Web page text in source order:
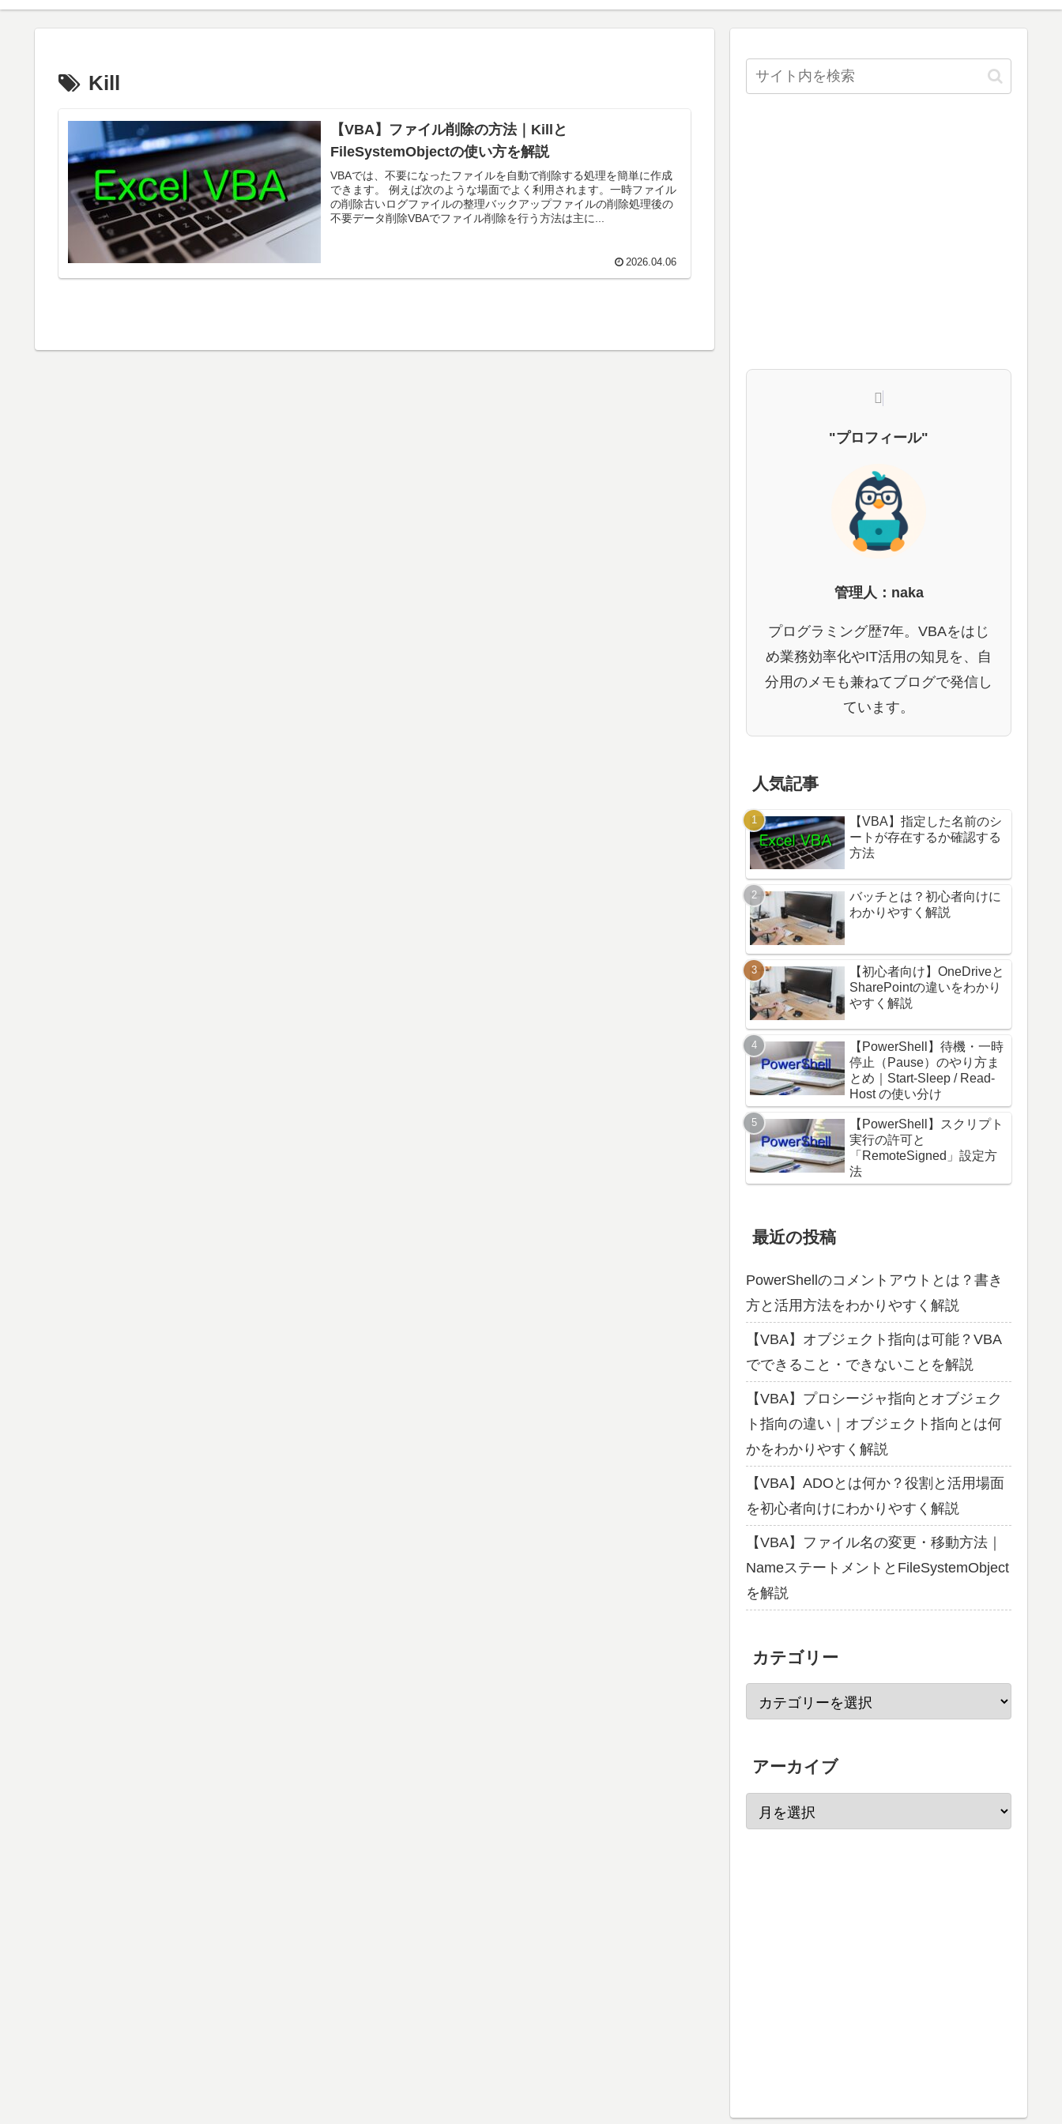
Kill
【VBA】ファイル削除の方法｜Killと
FileSystemObjectの使い方を解説
VBAでは、不要になったファイルを自動で削除する処理を簡単に作成
できます。 例えば次のような場面でよく利用されます。一時ファイル
の削除古いログファイルの整理バックアップファイルの削除処理後の
不要データ削除VBAでファイル削除を行う方法は主に...
2026.04.06
"プロフィール"
管理人：naka
プログラミング歴7年。VBAをはじ
め業務効率化やIT活用の知見を、自
分用のメモも兼ねてブログで発信し
ています。
人気記事
【VBA】指定した名前のシ
ートが存在するか確認する
方法
バッチとは？初心者向けに
わかりやすく解説
【初心者向け】OneDriveと
SharePointの違いをわかり
やすく解説
【PowerShell】待機・一時
停止（Pause）のやり方ま
とめ｜Start-Sleep / Read-
Host の使い分け
【PowerShell】スクリプト
実行の許可と
「RemoteSigned」設定方
法
最近の投稿
PowerShellのコメントアウトとは？書き
方と活用方法をわかりやすく解説
【VBA】オブジェクト指向は可能？VBA
でできること・できないことを解説
【VBA】プロシージャ指向とオブジェク
ト指向の違い｜オブジェクト指向とは何
かをわかりやすく解説
【VBA】ADOとは何か？役割と活用場面
を初心者向けにわかりやすく解説
【VBA】ファイル名の変更・移動方法｜
NameステートメントとFileSystemObject
を解説
カテゴリー
アーカイブ